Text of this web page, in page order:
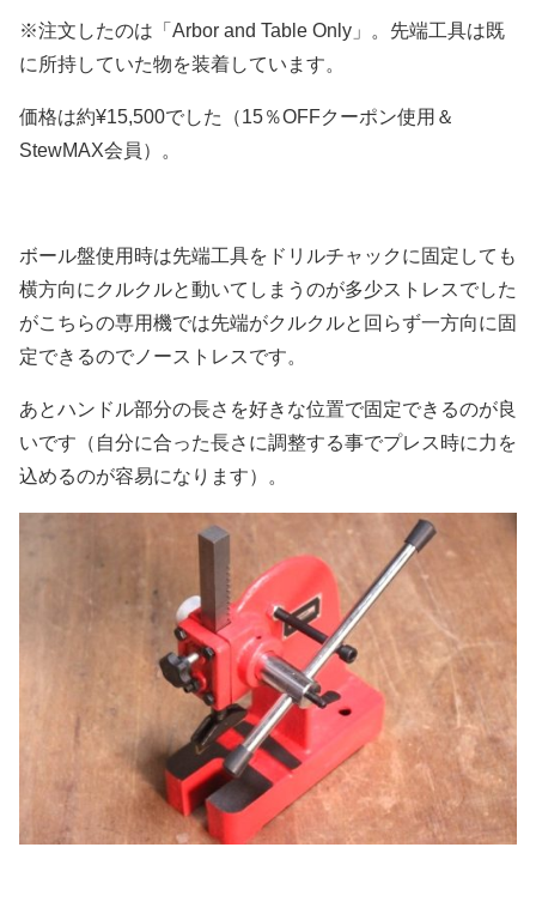
※注文したのは「Arbor and Table Only」。先端工具は既
に所持していた物を装着しています。
価格は約¥15,500でした（15％OFFクーポン使用＆
StewMAX会員）。
ボール盤使用時は先端工具をドリルチャックに固定しても
横方向にクルクルと動いてしまうのが多少ストレスでした
がこちらの専用機では先端がクルクルと回らず一方向に固
定できるのでノーストレスです。
あとハンドル部分の長さを好きな位置で固定できるのが良
いです（自分に合った長さに調整する事でプレス時に力を
込めるのが容易になります）。